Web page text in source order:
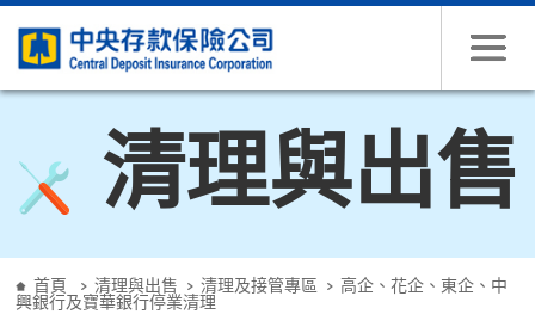
清理與出售
首頁 清理與出售 清理及接管專區
高企、花企、東企、中
興銀行及寶華銀行停業清理